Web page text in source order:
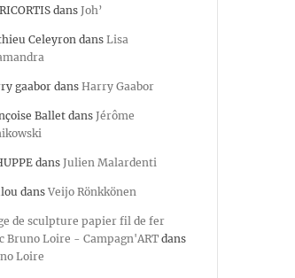
dans Joh’
Celeyron dans Lisa
gaabordans Harry Gaabor
Balletdans Jérôme
dans Julien Malardenti
dans Veijo Rönkkönen
de sculpture papier fil de fer
Bruno Loire - Campagn'ARTdans
Loire